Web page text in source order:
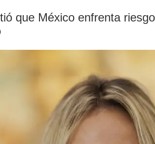
que México enfrenta